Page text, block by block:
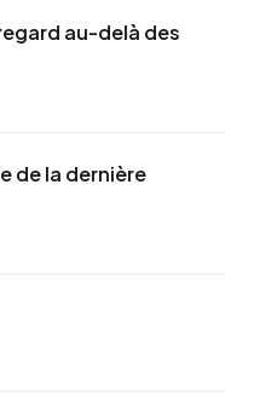
au-delà des
de la dernière